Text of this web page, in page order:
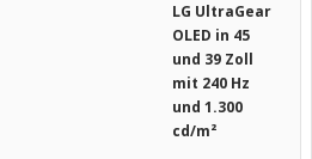
LG UltraGear
OLED in 45
und 39 Zoll
mit 240 Hz
und 1.300
cd/m²